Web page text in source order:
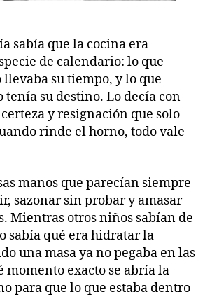
sabía que la cocina era
de calendario: lo que
llevaba su tiempo, y lo que
tenía su destino. Lo decía con
y resignación que solo
rinde el horno, todo vale
manos que parecían siempre
sazonar sin probar y amasar
Mientras otros niños sabían de
sabía qué era hidratar la
una masa ya no pegaba en las
momento exacto se abría la
para que lo que estaba dentro